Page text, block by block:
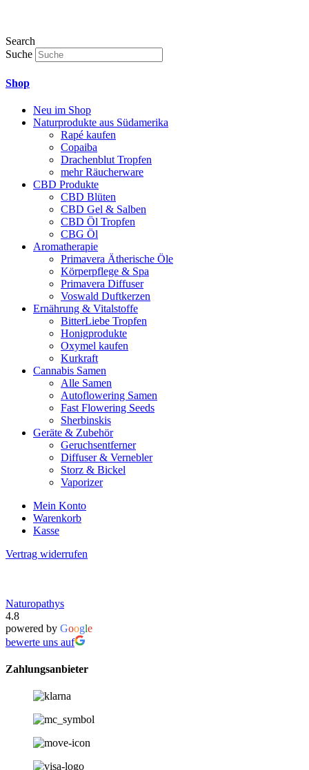
Search
Suche
Shop
Neu im Shop
Naturprodukte aus Südamerika
Rapé kaufen
Copaiba
Drachenblut Tropfen
mehr Räucherware
CBD Produkte
CBD Blüten
CBD Gel & Salben
CBD Öl Tropfen
CBG Öl
Aromatherapie
Primavera Ätherische Öle
Körperpflege & Spa
Primavera Diffuser
Voswald Duftkerzen
Ernährung & Vitalstoffe
BitterLiebe Tropfen
Honigprodukte
Oxymel kaufen
Kurkraft
Cannabis Samen
Alle Samen
Autoflowering Samen
Fast Flowering Seeds
Sherbinskis
Geräte & Zubehör
Geruchsentferner
Diffuser & Vernebler
Storz & Bickel
Vaporizer
Mein Konto
Warenkorb
Kasse
Vertrag widerrufen
Naturopathys
4.8
powered by Google
bewerte uns auf
Zahlungsanbieter